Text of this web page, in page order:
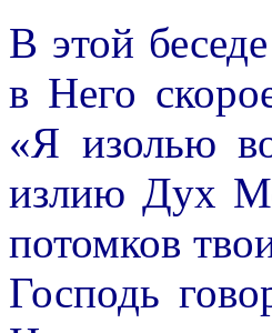
В этой
в Него
«Я изолью
излию Дух
потомков
Господь